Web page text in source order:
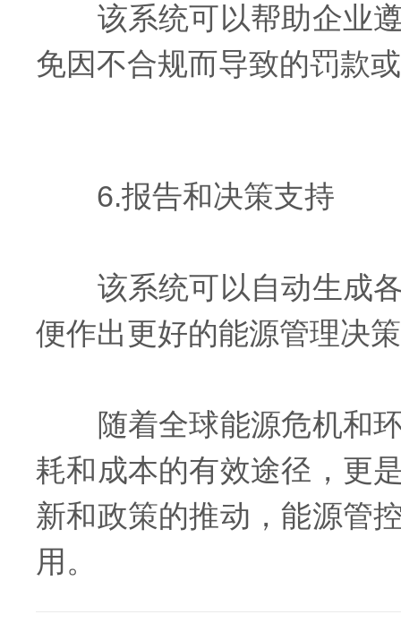
该系统可以帮助企业遵
免因不合规而导致的罚款
6.报告和决策支持
该系统可以自动生成各
便作出更好的能源管理决
随着全球能源危机和环
耗和成本的有效途径，更
新和政策的推动，能源管
用。